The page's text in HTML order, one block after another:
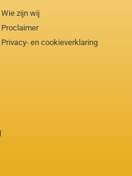
Wie zijn wij
Proclaimer
Privacy- en cookieverklaring